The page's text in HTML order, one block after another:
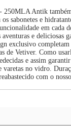
Antik também
sabonetes e
em cada
e deliciosas
exclusivo
de Vetiver. Como
e assim
no vidro.
com o